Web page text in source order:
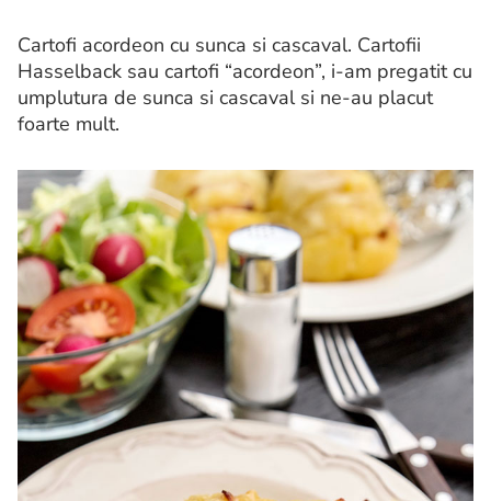
Cartofi acordeon cu sunca si cascaval. Cartofii
Hasselback sau cartofi “acordeon”, i-am pregatit cu
umplutura de sunca si cascaval si ne-au placut
foarte mult.